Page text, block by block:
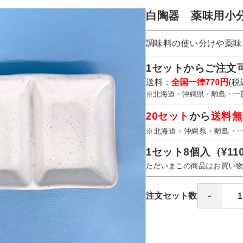
白陶器 薬味用小
調味料の使い分けや薬
1セットからご注文
送料： 全国一律770円(税
※北海道・沖縄県・離島・一
20セット から送料
※北海道・沖縄県・離島・
1セット8個入（
ただいまこの商品はお買い
注文セット数